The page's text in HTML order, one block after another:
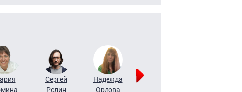
Сергей
Ролин
Надежда
Орлова